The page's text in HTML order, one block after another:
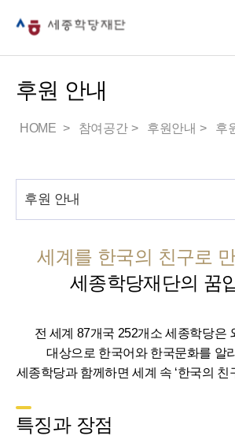
후원 안내
HOME 참여공간 후원안내 후
세계를 한국의 친구로
세종학당재단의 꿈
전 세계 87개국 252개소 세종학당은
대상으로 한국어와 한국문화를 알
세종학당과 함께하면 세계 속 ‘한국의 친
특징과 장점